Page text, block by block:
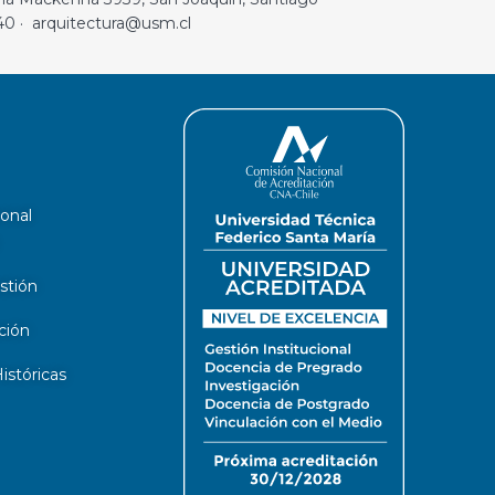
· arquitectura@usm.cl